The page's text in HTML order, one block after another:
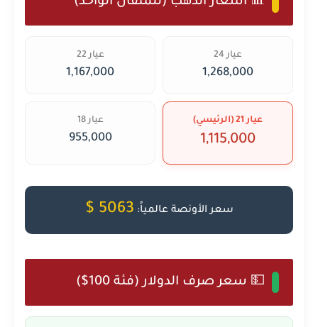
عيار 24
1,268,000
عيار 22
1,167,000
عيار 21 (الرئيسي)
1,115,000
عيار 18
955,000
سعر الأونصة عالمياً: 5063 $
💵 سعر صرف الدولار (فئة 100$)